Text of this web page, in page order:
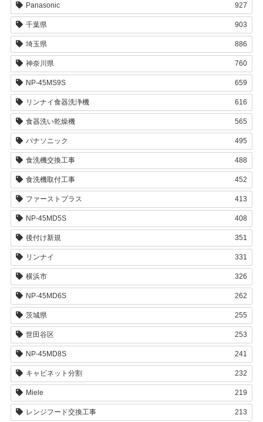
Panasonic 927
千葉県 903
埼玉県 886
神奈川県 760
NP-45MS9S 659
リンナイ食器洗浄機 616
食器洗い乾燥機 565
パナソニック 495
食洗機交換工事 488
食洗機取付工事 452
ファーストプラス 413
NP-45MD5S 408
後付け新規 351
リンナイ 331
横浜市 326
NP-45MD6S 262
茨城県 255
世田谷区 253
NP-45MD8S 241
キャビネット分割 232
Miele 219
レンジフード交換工事 213